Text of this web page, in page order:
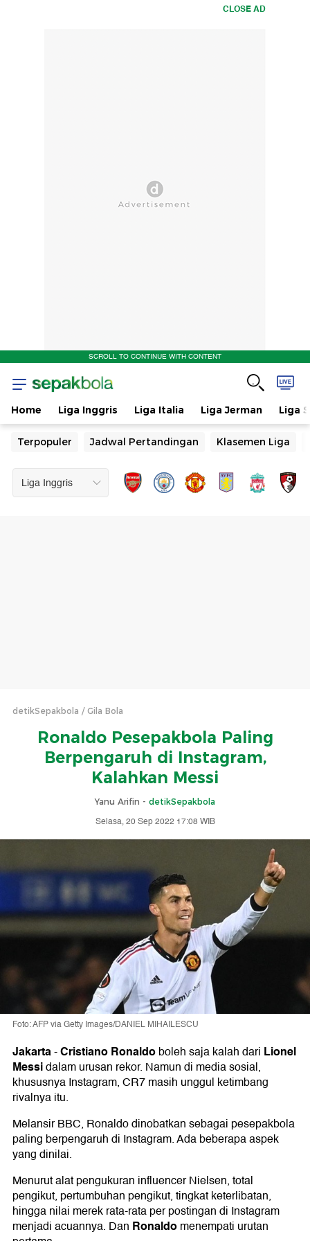
CLOSE AD
SCROLL TO CONTINUE WITH CONTENT
Home Liga Inggris Liga Italia Liga Jerman Liga
Terpopuler Jadwal Pertandingan Klasemen Liga
detikSepakbola Gila Bola
Ronaldo Pesepakbola Paling
Berpengaruh di Instagram,
Kalahkan Messi
Yanu Arifin - detikSepakbola
Selasa, 20 Sep 2022 17:08 WIB
Foto: AFP via Getty Images/DANIEL MIHAILESCU
Jakarta-Cristiano Ronaldoboleh saja kalah dari Lionel
Messidalam urusan rekor. Namun di media sosial,
khususnya Instagram, CR7 masih unggul ketimbang
rivalnya itu.
Melansir BBC, Ronaldo dinobatkan sebagai pesepakbola
paling berpengaruh di Instagram. Ada beberapa aspek
yang dinilai.
Menurut alat pengukuran influencer Nielsen, total
pengikut, pertumbuhan pengikut, tingkat keterlibatan,
hingga nilai merek rata-rata per postingan di Instagram
menjadi acuannya. Dan Ronaldomenempati urutan